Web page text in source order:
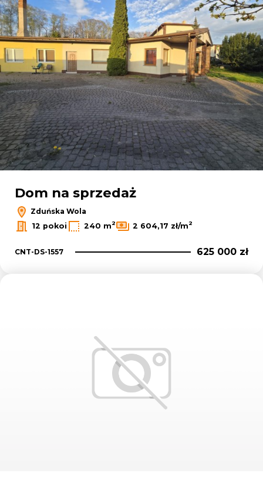
Dom na sprzedaż
Zduńska Wola
12 pokoi
240 m2 2 604,17 zł/m2
CNT-DS-1557 625 000 zł